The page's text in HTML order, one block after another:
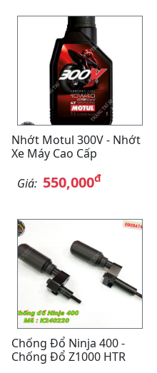
Nhớt Motul 300V - Nhớt
Xe Máy Cao Cấp
Giá: 550,000đ
Chống Đổ Ninja 400 -
Chống Đổ Z1000 HTR